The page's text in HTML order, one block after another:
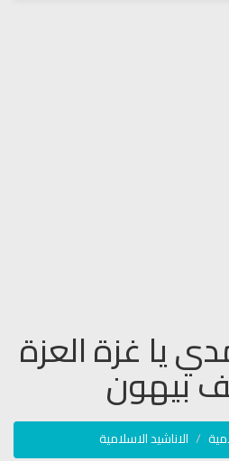
يا غزة العزة
بيهون
الاناشيد الاسلامية